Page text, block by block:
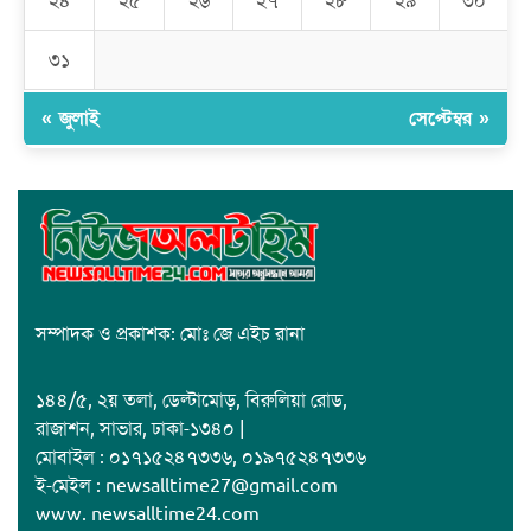
জাবাল-ই-নূর মডেল মাদ্রাসায় ১২তম বার্ষিক পুরস্কার বিতরণ ও বালিকা
৩১
« জুলাই সেপ্টেম্বর »
সম্পাদক ও প্রকাশক: মোঃ জে এইচ রানা
১৪৪/৫, ২য় তলা, ডেল্টামোড়, বিরুলিয়া রোড,
রাজাশন, সাভার, ঢাকা-১৩৪০ |
মোবাইল : ০১৭১৫২৪৭৩৩৬, ০১৯৭৫২৪৭৩৩৬
ই-মেইল : newsalltime27@gmail.com
www. newsalltime24.com